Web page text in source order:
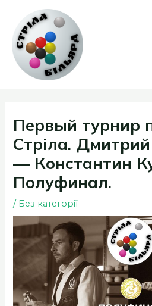
содержимому
Первый турнир
Стріла.
— Константин
Полуфинал.
/ Без категорії